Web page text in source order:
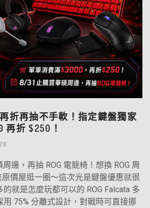
折再抽不手軟！指定鍵盤獨家
再折 $250！
邊，再抽 ROG 電競椅！想換 ROG 周
價屋逛一圈～這次光是鍵盤優惠就很
就是怎麼玩都可以的 ROG Falcata 多
75% 分離式設計，對戰時可直接挪